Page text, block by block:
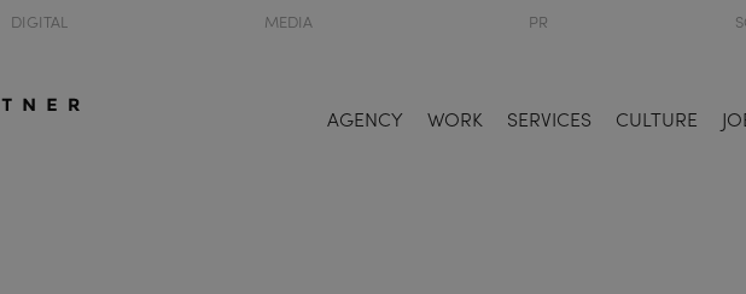
DIGITAL MEDIA PR
AGENCY WORK SERVICES CULTURE